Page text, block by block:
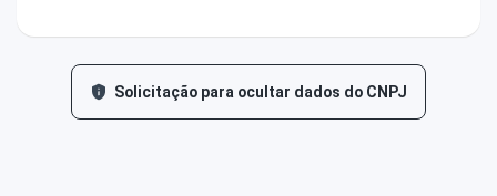
Solicitação para ocultar dados do CNPJ